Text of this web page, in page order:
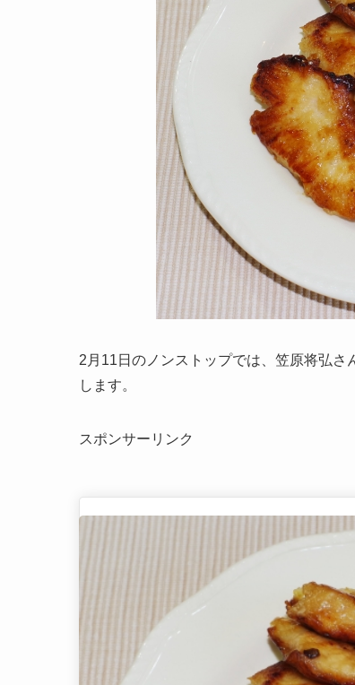
2月11日のノンストップでは、笠原将弘
します。
スポンサーリンク